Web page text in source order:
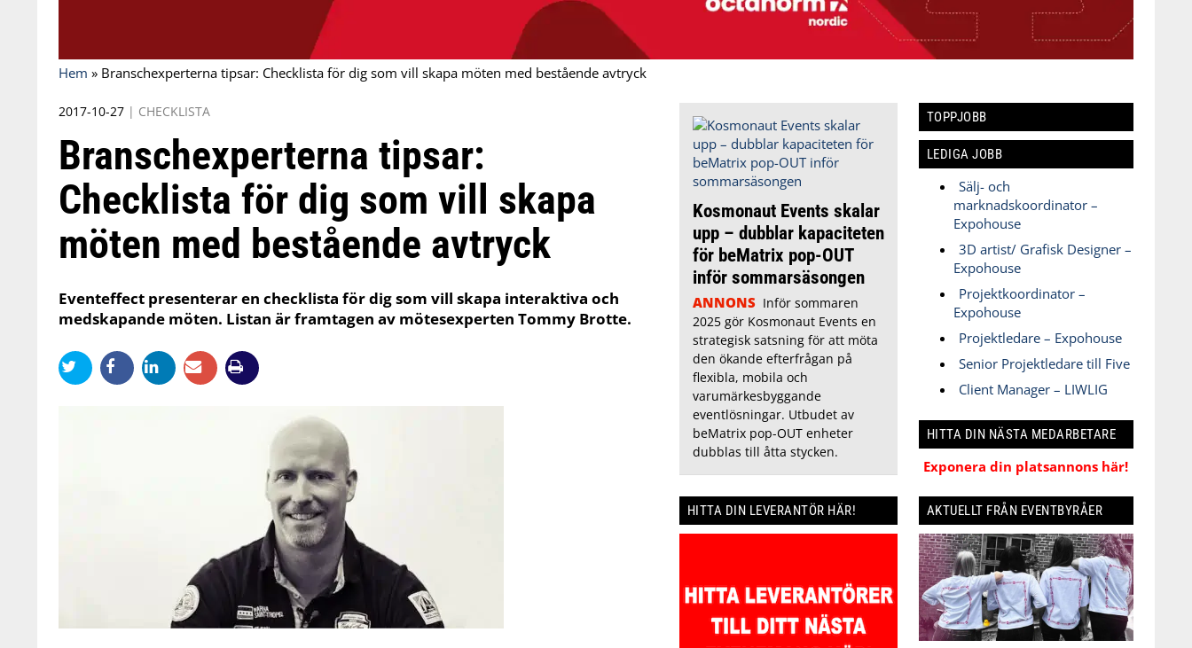
Hem » Branschexperterna tipsar: Checklista för dig som vill skapa möten med bestående avtryck
2017-10-27 | CHECKLISTA
Branschexperterna tipsar:
Checklista för dig som vill skapa
möten med bestående avtryck
Eventeffect presenterar en checklista för dig som vill skapa interaktiva och
medskapande möten. Listan är framtagen av mötesexperten Tommy Brotte.
Kosmonaut Events skalar
upp – dubblar kapaciteten
för beMatrix pop-OUT
inför sommarsäsongen
ANNONS Inför sommaren
2025 gör Kosmonaut Events en
strategisk satsning för att möta
den ökande efterfrågan på
flexibla, mobila och
varumärkesbyggande
eventlösningar. Utbudet av
beMatrix pop-OUT enheter
dubblas till åtta stycken.
HITTA DIN LEVERANTÖR HÄR!
TOPPJOBB
LEDIGA JOBB
Sälj- och
marknadskoordinator –
Expohouse
3D artist/ Grafisk Designer –
Expohouse
Projektkoordinator –
Expohouse
Projektledare – Expohouse
Senior Projektledare till Five
Client Manager – LIWLIG
HITTA DIN NÄSTA MEDARBETARE
Exponera din platsannons här!
AKTUELLT FRÅN EVENTBYRÅER